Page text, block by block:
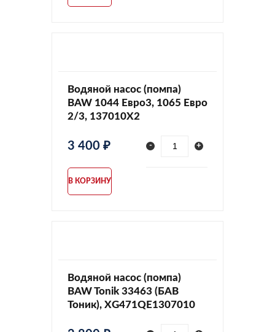
Водяной насос (помпа)
BAW 1044 Евро3, 1065 Евро
2/3, 137010X2
3 400 ₽ - +
В КОРЗИНУ
Водяной насос (помпа)
BAW Tonik 33463 (БАВ
Тоник), XG471QE1307010